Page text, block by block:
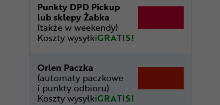
Punkty DPD Pickup
lub sklepy Żabka
(także w weekendy)
Koszty wysyłkiGRATIS!
Orlen Paczka
(automaty paczkowe
i punkty odbioru)
Koszty wysyłkiGRATIS!